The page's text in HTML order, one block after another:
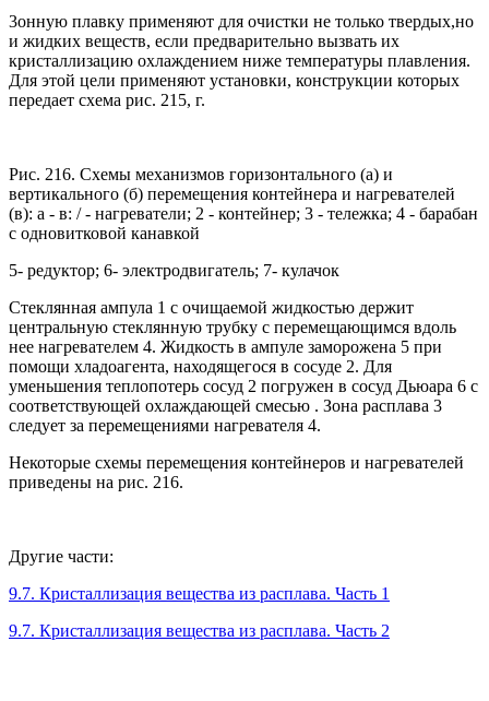
3онную плавку применяют для очистки не только твердых,но
и жидких веществ, если предварительно вызвать их
кристаллизацию охлаждением ниже температуры плавления.
Для этой цели применяют установки, конструкции которых
передает схема рис. 215, г.
Рис. 216. Схемы механизмов горизонтального (а) и
вертикального (б) перемещения контейнера и нагревателей
(в): а - в: / - нагреватели; 2 - контейнер; 3 - тележка; 4 - барабан
с одновитковой канавкой
5- редуктор; 6- электродвигатель; 7- кулачок
Стеклянная ампула 1 с очищаемой жидкостью держит
центральную стеклянную трубку с перемещающимся вдоль
нее нагревателем 4. Жидкость в ампуле заморожена 5 при
помощи хладоагента, находящегося в сосуде 2. Для
уменьшения теплопотерь сосуд 2 погружен в сосуд Дьюара 6 с
соответствующей охлаждающей смесью . Зона расплава 3
следует за перемещениями нагревателя 4.
Некоторые схемы перемещения контейнеров и нагревателей
приведены на рис. 216.
Другие части:
9.7. Кристаллизация вещества из расплава. Часть 1
9.7. Кристаллизация вещества из расплава. Часть 2